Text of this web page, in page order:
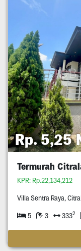
Rp. 5,25
KPR: Rp.22,134,212
Villa Sentra Raya,
5 3 3332